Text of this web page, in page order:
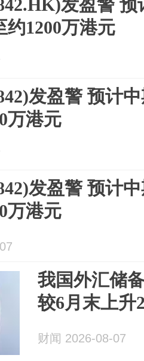
发盈警
约1200万港元
发盈警 预计
万港元
发盈警 预计
万港元
我国外汇储
较6月末上升
财闻 2026-08-07